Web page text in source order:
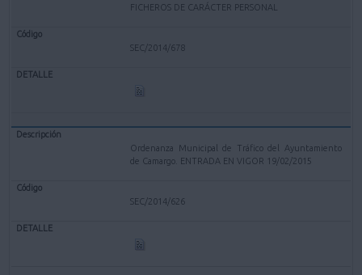
FICHEROS DE CARÁCTER PERSONAL
SEC/2014/678
Ordenanza Municipal de Tráfico del Ayuntamiento
de Camargo. ENTRADA EN VIGOR 19/02/2015
SEC/2014/626